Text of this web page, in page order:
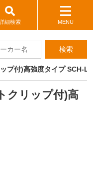
細検索 MENU
検索
プ付)高強度タイプ SCH-
クリップ付)高